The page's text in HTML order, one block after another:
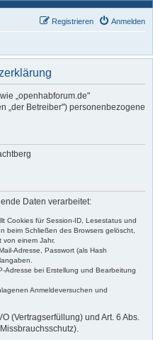
Anmelden
Registrieren
„openhabforum.de"
„der Betreiber") personenbezogene
Daten verarbeitet:
Cookies für Session-ID, Lesestatus und
beim Schließen des Browsers gelöscht,
einem Jahr.
Adresse, Passwort (als Hash
Adresse bei Erstellung und Bearbeitung
Anmeldeversuchen und
(Vertragserfüllung) und Art. 6 Abs.